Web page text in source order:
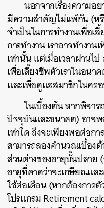
นอกจากเรื่องความอ
มีความสำคัญไม่แพ้กัน (หรื
จำเป็นในการทำงานเพื่อ
การทำงาน เราอาจทำงา
เท่านั้น แต่เมื่อเวลาผ่านไ
เพื่อเลี้ยงชีพตัวเราในอนา
และเพื่อดูแลสมาชิกในคร
ในเบื้องต้น หากพิจา
ปัจจุบันและอนาคต) อาจพ
เท่าใด ถึงจะเพียงพอต่อก
สามารถลองคำนวณเบื้อง
ส่วนต่างของอายุบั้นปลาย
อายุที่คาดว่าจะเกษียณแล
ใช้ต่อเดือน (หากต้องการ
โปรแกรม Retirement
ค้นหา
SHARE